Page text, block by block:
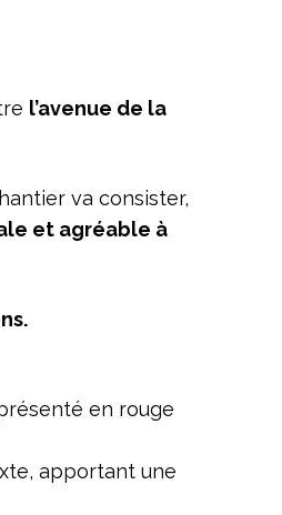
l’avenue de la
va consister,
et agréable à
en rouge
apportant une